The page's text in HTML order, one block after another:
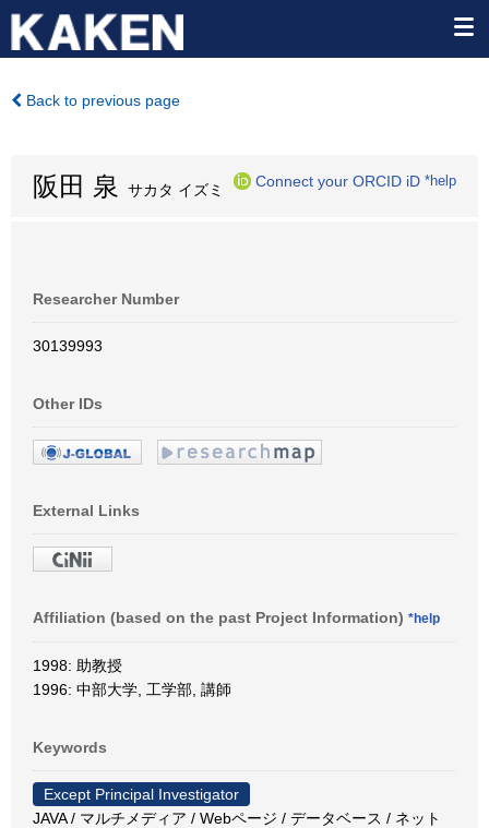
Back to previous page
阪田 泉 サカタ イズミ
Connect your ORCID iD *help
Researcher Number
30139993
Other IDs
External Links
Affiliation (based on the past Project Information) *help
1998: 助教授
1996: 中部大学, 工学部, 講師
Keywords
Except Principal Investigator
JAVA / マルチメディア / Webページ / データベース / ネット